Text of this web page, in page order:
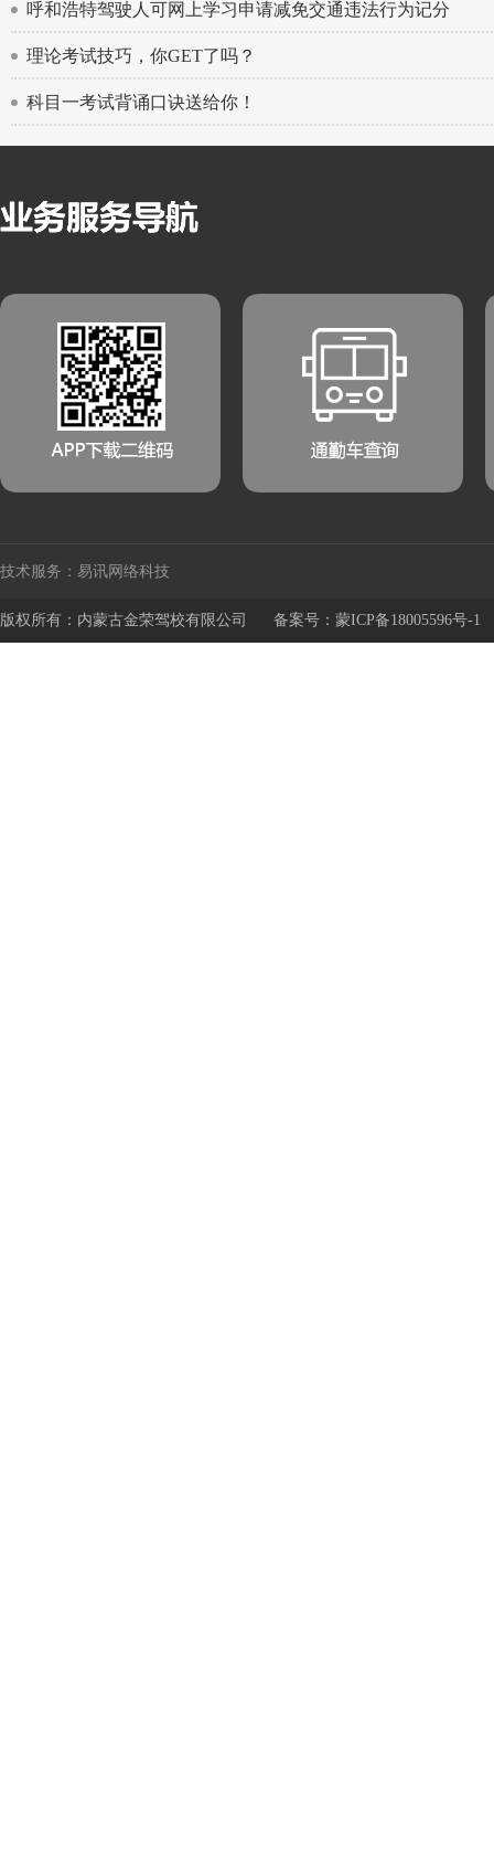
呼和浩特驾驶人可网上学习申请减免交通违法行为记分
理论考试技巧，你GET了吗？
科目一考试背诵口诀送给你！
技术服务：易讯网络科技
版权所有：内蒙古金荣驾校有限公司 备案号：蒙ICP备18005596号-1